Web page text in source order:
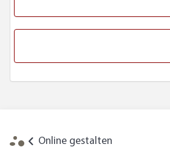
Online gestalten